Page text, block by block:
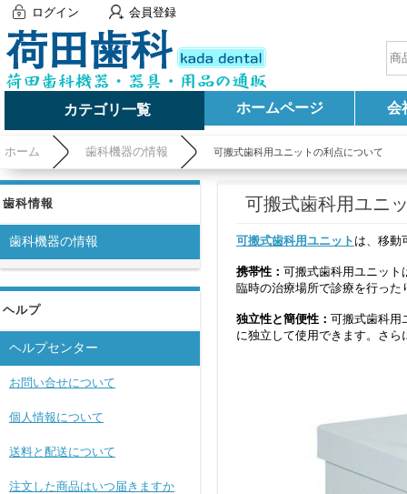
ログイン 会員登録
カテゴリ一覧 ホームページ 会
ホーム 歯科機器の情報 可搬式歯科用ユニットの利点について
歯科情報
歯科機器の情報
ヘルプ
ヘルプセンター
お問い合せについて
個人情報について
送料と配送について
注文した商品はいつ届きますか
可搬式歯科用ユニ
可搬式歯科用ユニット は、移動
携帯性： 可搬式歯科用ユニット
臨時の治療場所で診療を行っ
独立性と簡便性： 可搬式歯科用
に独立して使用できます。さ